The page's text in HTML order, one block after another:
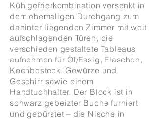
Kühlgefrierkombination versenkt in
dem ehemaligen Durchgang zum
dahinter liegenden Zimmer mit weit
aufschlagenden Türen, die
verschieden gestaltete Tableaus
aufnehmen für Öl/Essig, Flaschen,
Kochbesteck, Gewürze und
Geschirr sowie einem
Handtuchhalter. Der Block ist in
schwarz gebeizter Buche furniert
und gebürstet – die Nische in